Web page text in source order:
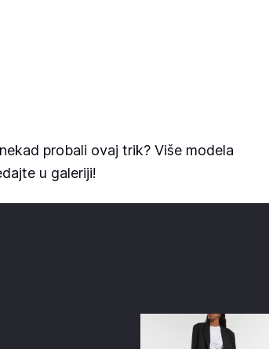
probali ovaj trik? Više modela
u galeriji!